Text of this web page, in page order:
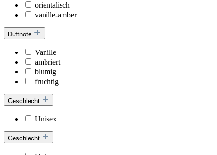
orientalisch
vanille-amber
Duftnote
Vanille
ambriert
blumig
fruchtig
Geschlecht
Unisex
Geschlecht